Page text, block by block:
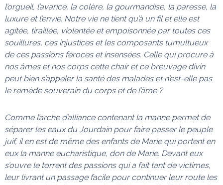
l’orgueil, l’avarice, la colère, la gourmandise, la paresse, la
luxure et l’envie. Notre vie ne tient qu’à un fil et elle est
agitée, tiraillée, violentée et empoisonnée par toutes ces
souillures, ces injustices et les composants tumultueux
de ces passions féroces et insensées. Celle qui procure à
nos âmes et nos corps cette chair et ce breuvage divin
peut bien s’appeler la santé des malades et n’est-elle pas
le remède souverain du corps et de l’âme ?
Comme l’arche d’alliance contenant la manne permet de
séparer les eaux du Jourdain pour faire passer le peuple
juif, il en est de même des enfants de Marie qui portent en
eux la manne eucharistique, don de Marie. Devant eux
s’ouvre le torrent des passions qui a fait tant de victimes,
leur livrant un passage facile pour continuer leur route les